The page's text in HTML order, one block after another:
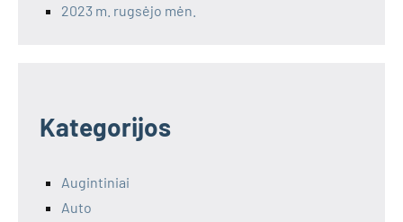
2023 m. rugsėjo mėn.
Kategorijos
Augintiniai
Auto